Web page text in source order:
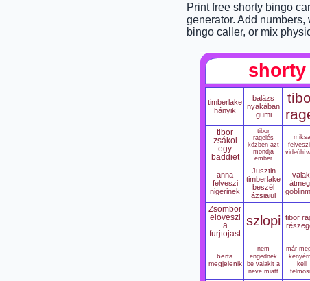
Print free shorty bingo
generator. Add
bingo caller, or mix
shorty
timberlake
hányik
balázs
nyakában
gumi
tibor
zsákol
egy
baddiet
tibor
ragelés
közben azt
mondja
ember
miksa
anna
felveszi
nigerinek
Jusztin
timberlake
beszél
ázsiaiul
Zsombor
eloveszi
a
furjtojast
szlopi
tibor
berta
megjelenik
nem
engednek
be valakit a
neve miatt
már
kell